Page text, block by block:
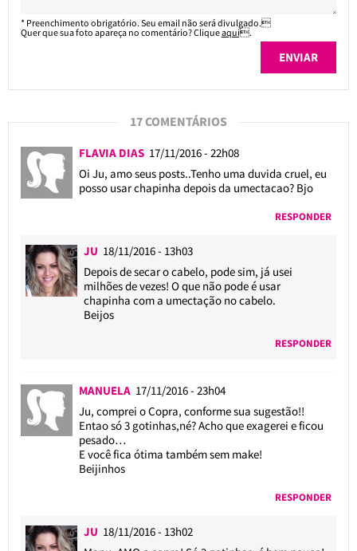
* Preenchimento obrigatório. Seu email não será divulgado.
Quer que sua foto apareça no comentário? Cliqueaqui.
17 COMENTÁRIOS
FLAVIA DIAS 17/11/2016 - 22h08
Oi Ju, amo seus posts..Tenho uma duvida cruel, eu
posso usar chapinha depois da umectacao? Bjo
RESPONDER
JU 18/11/2016 - 13h03
Depois de secar o cabelo, pode sim, já usei
milhões de vezes! O que não pode é usar
chapinha com a umectação no cabelo.
Beijos
RESPONDER
MANUELA 17/11/2016 - 23h04
Ju, comprei o Copra, conforme sua sugestão!!
Entao só 3 gotinhas,né? Acho que exagerei e ficou
pesado…
E você fica ótima também sem make!
Beijinhos
RESPONDER
JU 18/11/2016 - 13h02